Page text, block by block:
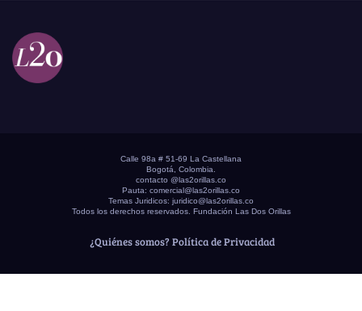
Calle 98a # 51-69 La Castellana
Bogotá, Colombia.
contacto @las2orillas.co
Pauta: comercial@las2orillas.co
Temas Juridicos: juridico@las2orillas.co
Todos los derechos reservados. Fundación Las Dos Orillas
¿Quiénes somos? Política de Privacidad